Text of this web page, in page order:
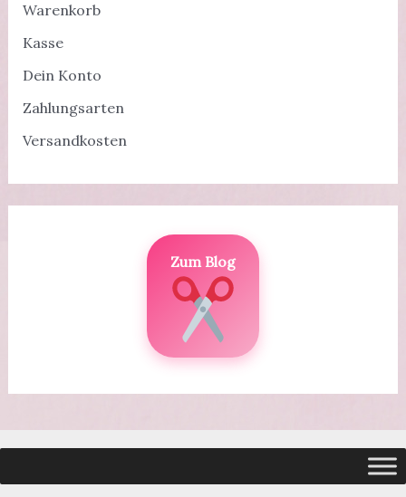
Warenkorb
Kasse
Dein Konto
Zahlungsarten
Versandkosten
Zum Blog